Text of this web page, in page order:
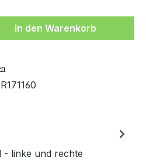
Gib den
In den Warenkorb
- linke und rechte